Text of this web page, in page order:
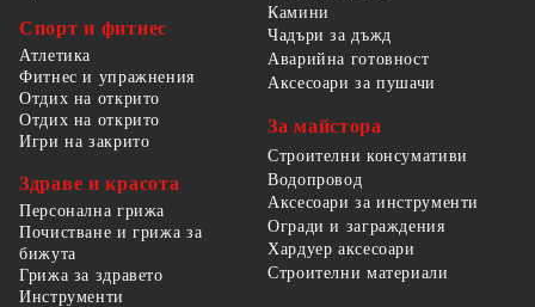
Спорт и фитнес
Атлетика
Фитнес и упражнения
Отдих на открито
Отдих на открито
Игри на закрито
Здраве и красота
Персонална грижа
Почистване и грижа за
бижута
Грижа за здравето
Камини
Чадъри за дъжд
Аварийна готовност
Аксесоари за пушачи
За майстора
Строителни консумативи
Водопровод
Аксесоари за инструменти
Огради и заграждения
Хардуер аксесоари
Строителни материали
Инструменти